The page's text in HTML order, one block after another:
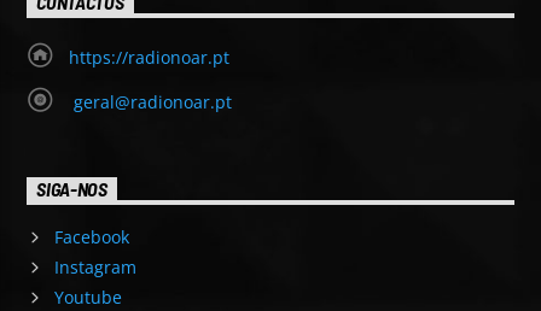
https://radionoar.pt
geral@radionoar.pt
SIGA-NOS
Facebook
Instagram
Youtube